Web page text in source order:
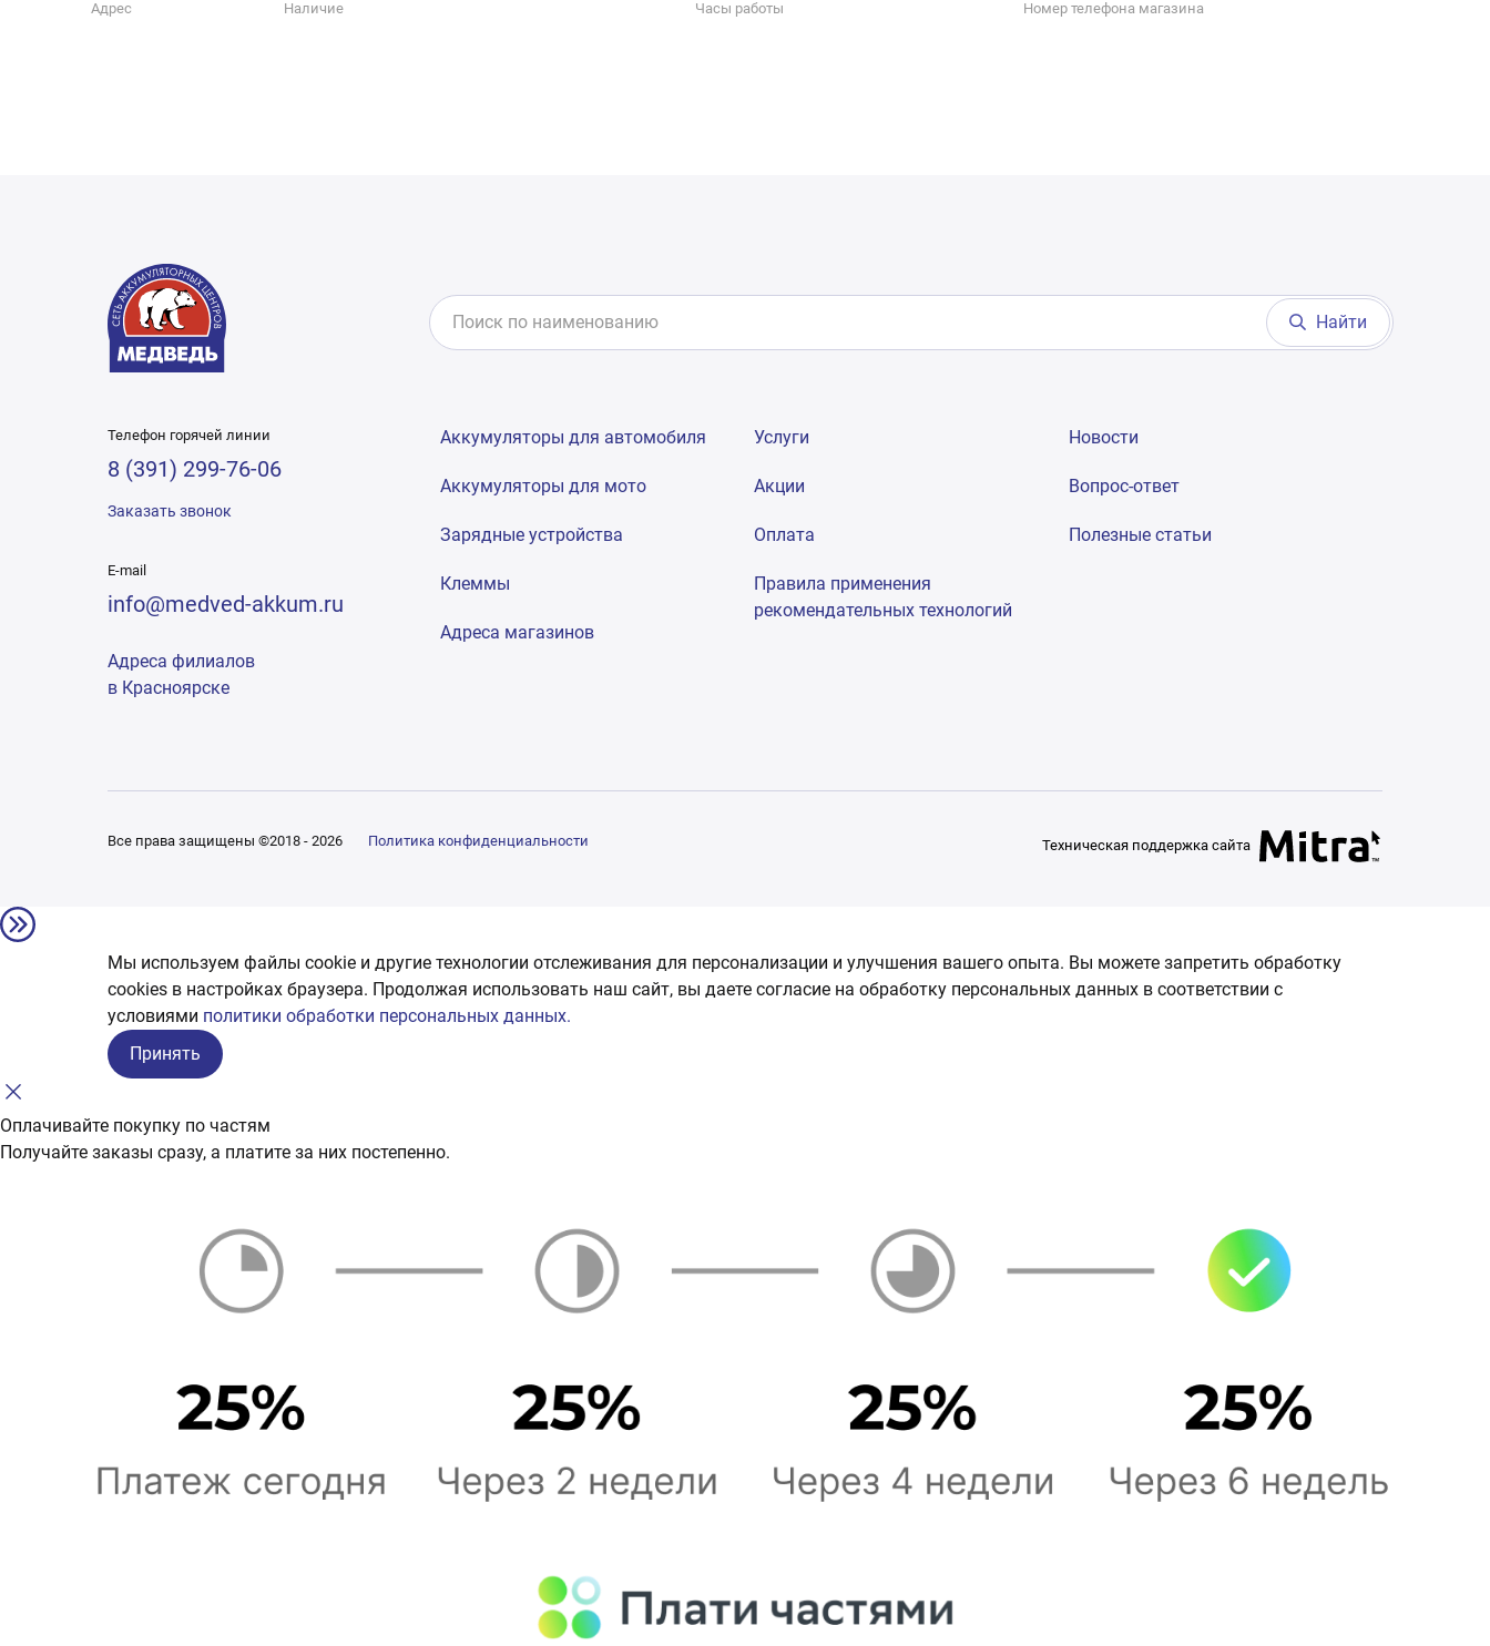
Адрес Наличие Часы работы Номер телефона магазина
Найти
Телефон горячей линии
8 (391) 299-76-06
Заказать звонок
E-mail
info@medved-akkum.ru
Адреса филиалов
в Красноярске
Аккумуляторы для автомобиля
Аккумуляторы для мото
Зарядные устройства
Клеммы
Адреса магазинов
Услуги
Акции
Оплата
Правила применения
рекомендательных технологий
Новости
Вопрос-ответ
Полезные статьи
Все права защищены ©2018 - 2026 Политика конфиденциальности Техническая поддержка сайта
Мы используем файлы cookie и другие технологии отслеживания для персонализации и улучшения вашего опыта. Вы можете запретить обработку
сookies в настройках браузера. Продолжая использовать наш сайт, вы даете согласие на обработку персональных данных в соответствии с
условиями политики обработки персональных данных.
Принять
Оплачивайте покупку по частям
Получайте заказы сразу, а платите за них постепенно.